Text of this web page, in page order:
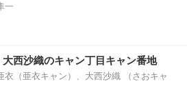
一
大西沙織のキャン丁目キャン番地
衣（亜衣キャン）、大西沙織 （さおキャ